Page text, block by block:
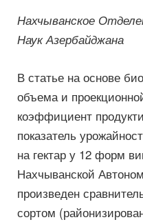
Нахчыванское
Наук Азербайджана
В статье на основе
объема и
коэффициент
показатель
на гектар у 12 форм
Нахчыванской
произведен
сортом